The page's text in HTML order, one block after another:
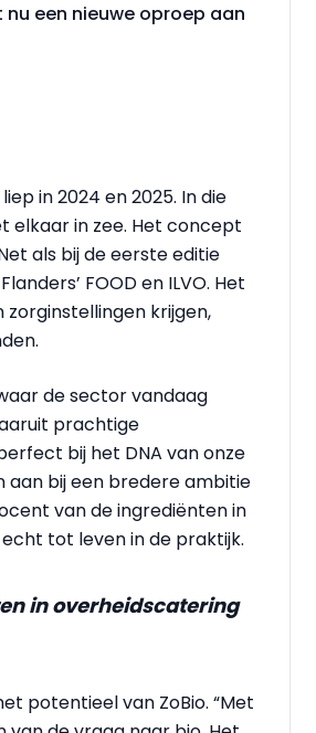
een nieuwe oproep aan
in 2024 en 2025. In die
elkaar in zee. Het concept
als bij de eerste editie
FOOD en ILVO. Het
krijgen,
de sector vandaag
prachtige
bij het DNA van onze
aan bij een bredere ambitie
van de ingrediënten in
tot leven in de praktijk.
in overheidscatering
potentieel van ZoBio. “Met